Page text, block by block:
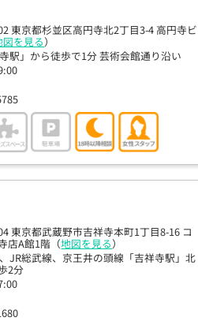
東京都杉並区高円寺北2丁目3-4 高円寺ビ
図を見る）
駅」から徒歩で1分 芸術会館通り沿い
東京都武蔵野市吉祥寺本町1丁目8-16 コ
店A館1階（地図を見る）
JR総武線、京王井の頭線「吉祥寺駅」北
2分